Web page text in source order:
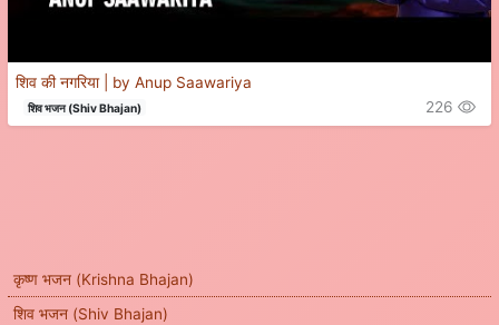
कृष्ण भजन (Krishna Bhajan)
शिव भजन (Shiv Bhajan)
शिव की नगरिया | by Anup Saawariya
शिव भजन (Shiv Bhajan) 226